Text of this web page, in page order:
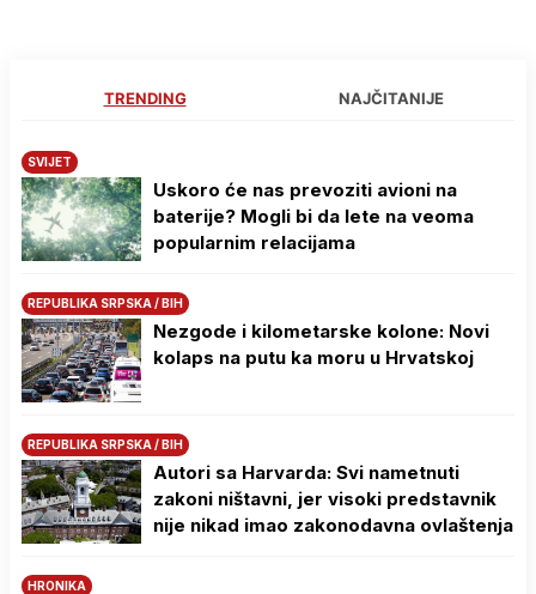
TRENDING NAJČITANIJE
SVIJET
Uskoro će nas prevoziti avioni na
baterije? Mogli bi da lete na veoma
popularnim relacijama
REPUBLIKA SRPSKA / BIH
Nezgode i kilometarske kolone: Novi
kolaps na putu ka moru u Hrvatskoj
REPUBLIKA SRPSKA / BIH
Autori sa Harvarda: Svi nametnuti
zakoni ništavni, jer visoki predstavnik
nije nikad imao zakonodavna ovlaštenja
HRONIKA